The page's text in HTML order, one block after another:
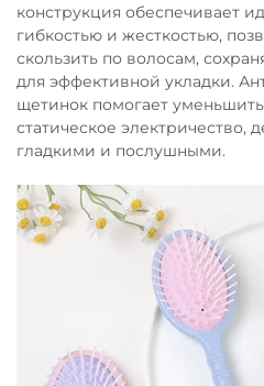
конструкция обеспечивает
гибкостью и жесткостью,
скользить по волосам,
для эффективной укладки.
щетинок помогает
статическое электричество,
гладкими и послушными.